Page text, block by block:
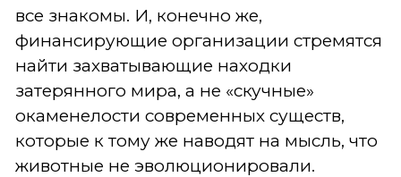
все знакомы. И, конечно же,
финансирующие организации стремятся
найти захватывающие находки
затерянного мира, а не «скучные»
окаменелости современных существ,
которые к тому же наводят на мысль, что
животные не эволюционировали.